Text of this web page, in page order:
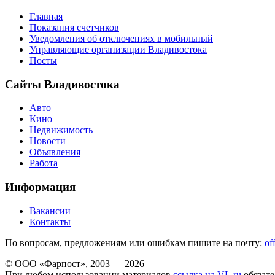
Главная
Показания счетчиков
Уведомления об отключениях в мобильный
Управляющие организации Владивостока
Посты
Сайты Владивостока
Авто
Кино
Недвижимость
Новости
Объявления
Работа
Информация
Вакансии
Контакты
По вопросам, предложениям или ошибкам пишите на почту:
© ООО «Фарпост», 2003 — 2026